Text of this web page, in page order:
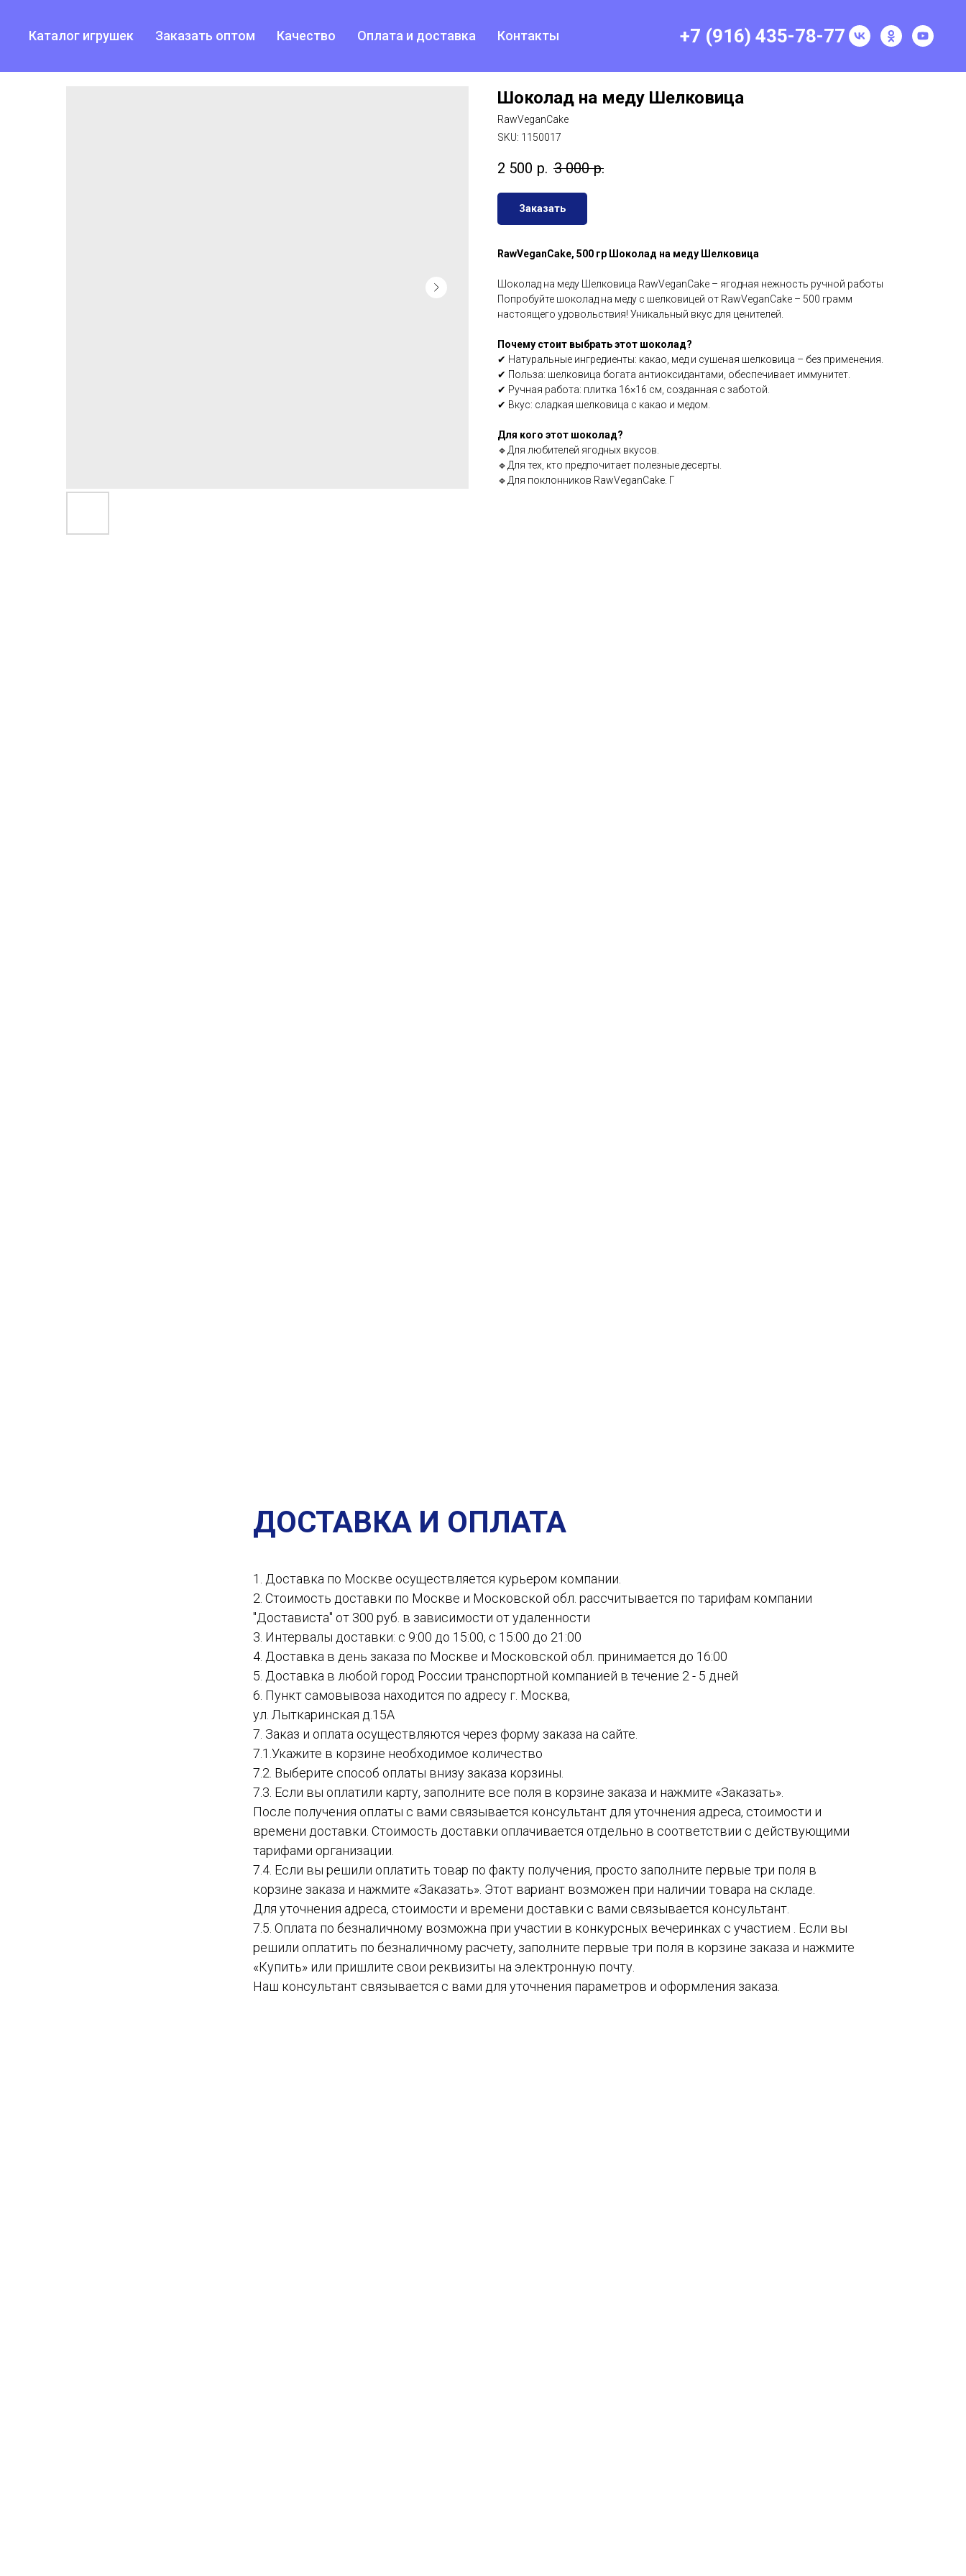
Каталог игрушек Заказать оптом Качество Оплата и доставка Контакты +7 (916) 435-78-77
Шоколад на меду Шелковица
RawVeganCake
SKU: 1150017
2 500 р. 3 000 р.
Заказать
RawVeganCake, 500 гр Шоколад на меду Шелковица
Шоколад на меду Шелковица RawVeganCake – ягодная нежность ручной работы
Попробуйте шоколад на меду с шелковицей от RawVeganCake – 500 грамм
настоящего удовольствия! Уникальный вкус для ценителей.
Почему стоит выбрать этот шоколад?
✔ Натуральные ингредиенты: какао, мед и сушеная шелковица – без применения.
✔ Польза: шелковица богата антиоксидантами, обеспечивает иммунитет.
✔ Ручная работа: плитка 16×16 см, созданная с заботой.
✔ Вкус: сладкая шелковица с какао и медом.
Для кого этот шоколад?
🔹Для любителей ягодных вкусов.
🔹Для тех, кто предпочитает полезные десерты.
🔹Для поклонников RawVeganCake. Г
ДОСТАВКА И ОПЛАТА
1. Доставка по Москве осуществляется курьером компании.
2. Стоимость доставки по Москве и Московской обл. рассчитывается по тарифам компании
"Достависта" от 300 руб. в зависимости от удаленности
3. Интервалы доставки: с 9:00 до 15:00, с 15:00 до 21:00
4. Доставка в день заказа по Москве и Московской обл. принимается до 16:00
5. Доставка в любой город России транспортной компанией в течение 2 - 5 дней
6. Пункт самовывоза находится по адресу г. Москва,
ул. Лыткаринская д.15А
7. Заказ и оплата осуществляются через форму заказа на сайте.
7.1.Укажите в корзине необходимое количество
7.2. Выберите способ оплаты внизу заказа корзины.
7.3. Если вы оплатили карту, заполните все поля в корзине заказа и нажмите «Заказать».
После получения оплаты с вами связывается консультант для уточнения адреса, стоимости и
времени доставки. Стоимость доставки оплачивается отдельно в соответствии с действующими
тарифами организации.
7.4. Если вы решили оплатить товар по факту получения, просто заполните первые три поля в
корзине заказа и нажмите «Заказать». Этот вариант возможен при наличии товара на складе.
Для уточнения адреса, стоимости и времени доставки с вами связывается консультант.
7.5. Оплата по безналичному возможна при участии в конкурсных вечеринках с участием . Если вы
решили оплатить по безналичному расчету, заполните первые три поля в корзине заказа и нажмите
«Купить» или пришлите свои реквизиты на электронную почту.
Наш консультант связывается с вами для уточнения параметров и оформления заказа.